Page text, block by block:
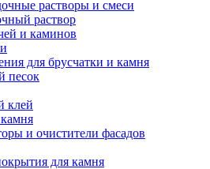
растворы и смеси
раствор
и каминов
для брусчатки и камня
песок
клей
и очистители фасадов
для камня